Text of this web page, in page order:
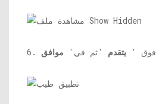
فوق ' يتقدم 'ثم في' موافق